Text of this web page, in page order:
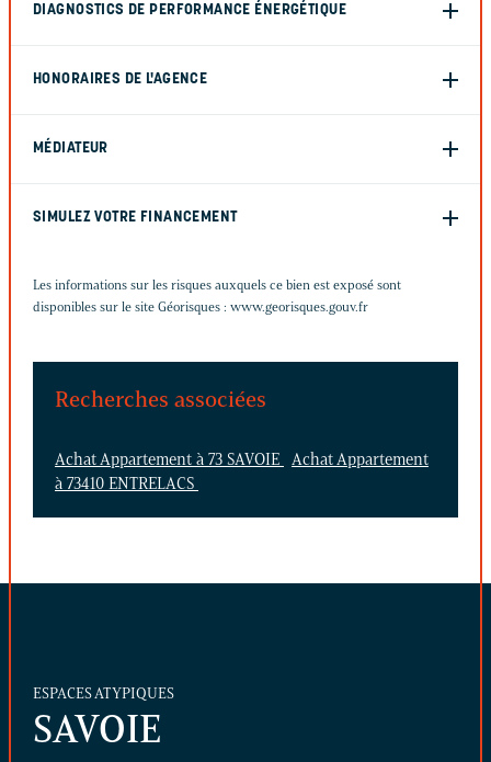
DIAGNOSTICS DE PERFORMANCE ÉNERGÉTIQUE
HONORAIRES DE L'AGENCE
MÉDIATEUR
SIMULEZ VOTRE FINANCEMENT
Les informations sur les risques auxquels ce bien est exposé sont
disponibles sur le site Géorisques : www.georisques.gouv.fr
Recherches associées
Achat Appartement à 73 SAVOIE
Achat Appartement
à 73410 ENTRELACS
ESPACES ATYPIQUES
SAVOIE